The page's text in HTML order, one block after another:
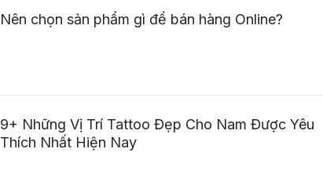
Nên chọn sản phẩm gì để bán hàng Online?
9+ Những Vị Trí Tattoo Đẹp Cho Nam Được Yêu
Thích Nhất Hiện Nay